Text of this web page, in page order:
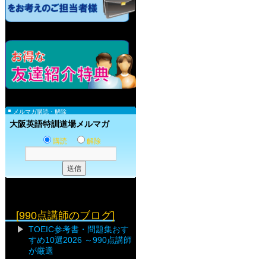
メルマガ購読・解除
大阪英語特訓道場メルマガ
購読 解除
[990点講師のブログ]
TOEIC参考書・問題集おす
すめ10選2026 ～990点講師
が厳選